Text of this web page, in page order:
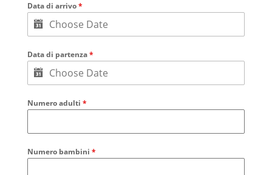
Data di arrivo*
Data di partenza*
Numero adulti *
Numero bambini *